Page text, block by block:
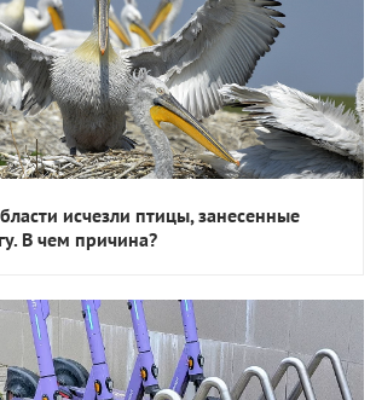
исчезли птицы, занесенные
В чем причина?